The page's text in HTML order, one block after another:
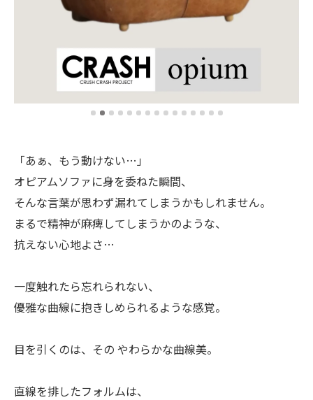
「あぁ、もう動けない…」
オピアムソファに身を委ねた瞬間、
そんな言葉が思わず漏れてしまうかもしれません。
まるで精神が麻痺してしまうかのような、
抗えない心地よさ…
一度触れたら忘れられない、
優雅な曲線に抱きしめられるような感覚。
目を引くのは、その やわらかな曲線美。
直線を排したフォルムは、